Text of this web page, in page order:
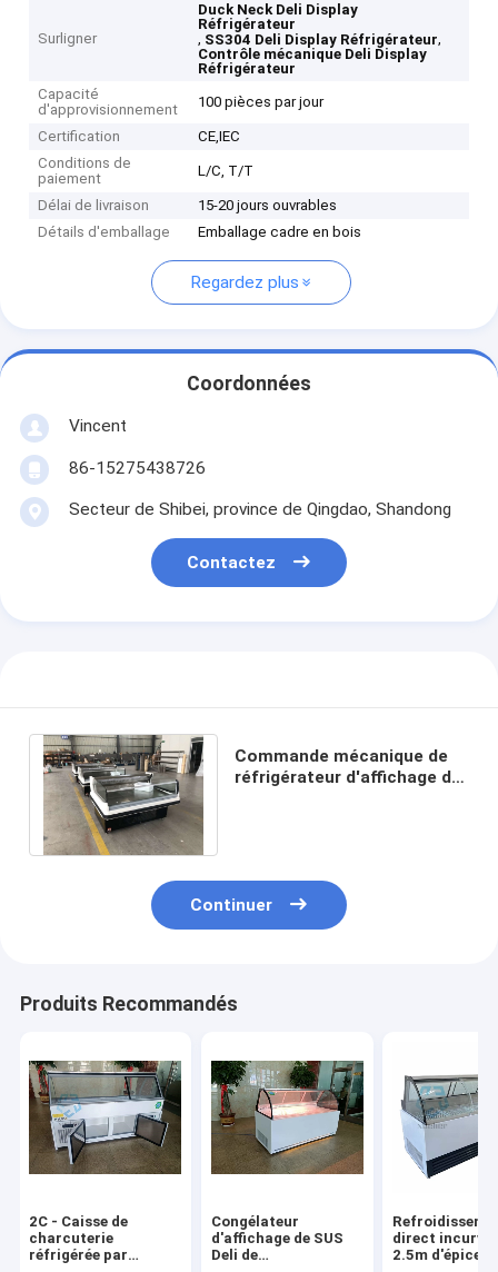
Surligner
Duck Neck Deli Display
Réfrigérateur
, SS304 Deli Display Réfrigérateur,
Contrôle mécanique Deli Display
Réfrigérateur
Capacité
d'approvisionnement
100 pièces par jour
Certification
CE,IEC
Conditions de
paiement
L/C, T/T
Délai de livraison
15-20 jours ouvrables
Détails d'emballage
Emballage cadre en bois
Regardez plus
Coordonnées
Vincent
86-15275438726
Secteur de Shibei, province de Qingdao, Shandong
Contactez
Commande mécanique de
réfrigérateur d'affichage de
Continuer
Produits Recommandés
2C - Caisse de
charcuterie
réfrigérée par
Congélateur
d'affichage de SUS
Deli de
direct incurvé
2.5m